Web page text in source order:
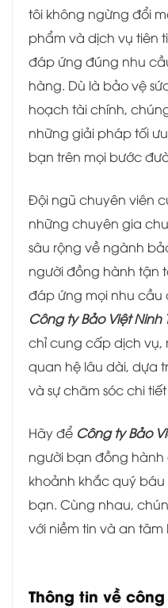
tôi không ngừng đổi
phẩm và dịch vụ tiên
đáp ứng đúng nhu
hàng. Dù là bảo vệ
hoạch tài chính,
những giải pháp tối
bạn trên mọi bước
Đội ngũ chuyên viên
những chuyên gia
sâu rộng về ngành
người đồng hành tận
đáp ứng mọi nhu cầu
Công ty Bảo Việt Ninh
chỉ cung cấp dịch vụ,
quan hệ lâu dài, dựa
và sự chăm sóc chi
Hãy để Công ty Bảo
người bạn đồng
khoảnh khắc quý
bạn. Cùng nhau,
với niềm tin và an
Thông tin về